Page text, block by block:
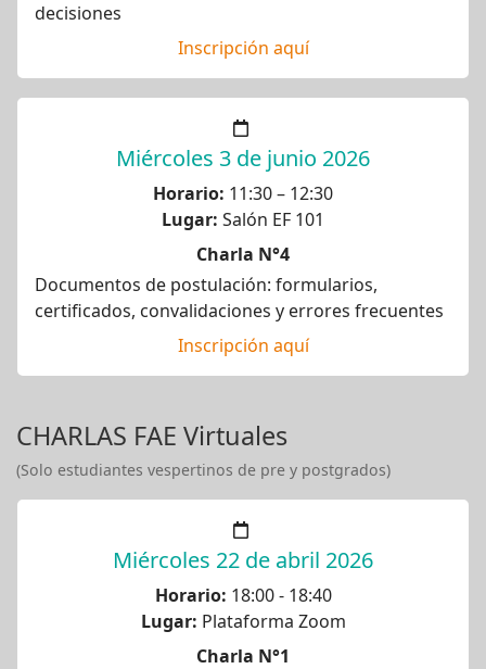
decisiones
Inscripción aquí
Miércoles 3 de junio 2026
Horario: 11:30 – 12:30
Lugar: Salón EF 101
Charla N°4
Documentos de postulación: formularios,
certificados, convalidaciones y errores frecuentes
Inscripción aquí
CHARLAS FAE Virtuales
(Solo estudiantes vespertinos de pre y postgrados)
Miércoles 22 de abril 2026
Horario: 18:00 - 18:40
Lugar: Plataforma Zoom
Charla N°1